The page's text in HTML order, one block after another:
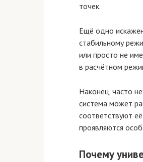
точек.
Ещё одно
стабильному
или просто не
в расчётном
Наконец, часто
система может
соответствуют
проявляются
Почему